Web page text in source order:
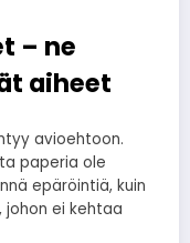
– ne
aiheet
avioehtoon.
paperia ole
epäröintiä, kuin
johon ei kehtaa